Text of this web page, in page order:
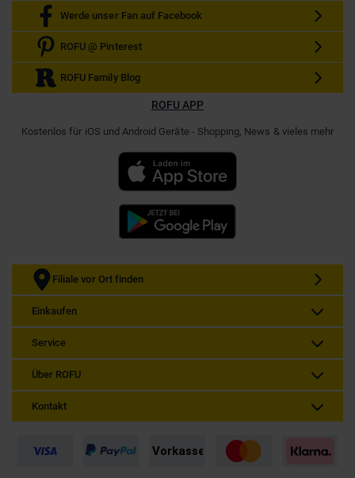
Werde unser Fan auf Facebook
ROFU @ Pinterest
ROFU Family Blog
ROFU APP
Kostenlos für iOS und Android Geräte - Shopping, News & vieles mehr
Filiale vor Ort finden
Einkaufen
Service
Über ROFU
Kontakt